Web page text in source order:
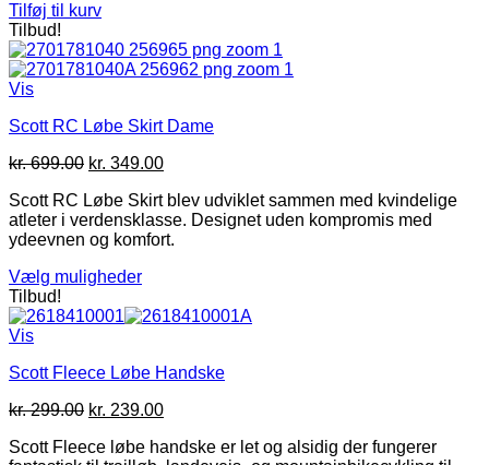
kr. 249.00.
Tilføj til kurv
Tilbud!
Vis
Scott RC Løbe Skirt Dame
kr.699.00 Den
pris
var:
kr. 699.00.
kr. 349.00Den
pris
er:
kr. 349.00.
Scott RC Løbe Skirt blev udviklet sammen med kvindelige
atleter i verdensklasse. Designet uden kompromis med
ydeevnen og komfort.
Vælg muligheder
Dette
vare
har
varianter.
kan
på
Tilbud!
Vis
Scott Fleece Løbe Handske
kr.299.00 Den
pris
kr. 239.00Den
pris
Scott Fleece løbe handske er let og alsidig der fungerer